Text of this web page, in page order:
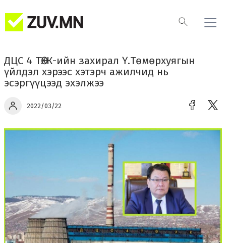
ДЦС 4 ТӨХК-ийн захирал Ү.Төмөрхуягын
үйлдэл хэрээс хэтэрч ажилчид нь
эсэргүүцээд эхэлжээ
2022/03/22